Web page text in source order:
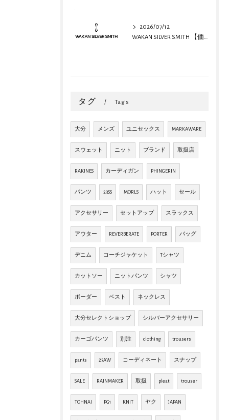
2026/07/12
WAKAN SILVER SMITH 【価格改定のお知らせ】
タグ Tags
大分 メンズ ユニセックス MARKAWARE
スウェット ニット ブランド 取扱店
RAKINES カーディガン PHINGERIN
パンツ 23SS MORLS ハット セール
アクセサリー セットアップ スラックス
アウター REVERBERATE PORTER バッグ
デニム コーチジャケット Tシャツ
カットソー ニットパンツ シャツ
ボーダー ベスト ネックレス
大分セレクトショップ シルバーアクセサリー
カーゴパンツ 別注 clothing trousers
pants 23AW コーディネート スナップ
SALE RAINMAKER 取扱 pleat trouser
TOHNAI PG1 KNIT ヤク JAPAN